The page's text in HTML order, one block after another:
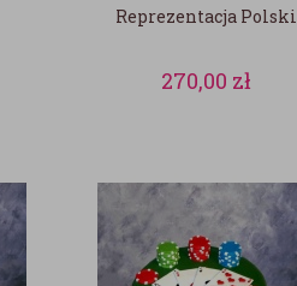
Reprezentacja Polski
270,00 zł